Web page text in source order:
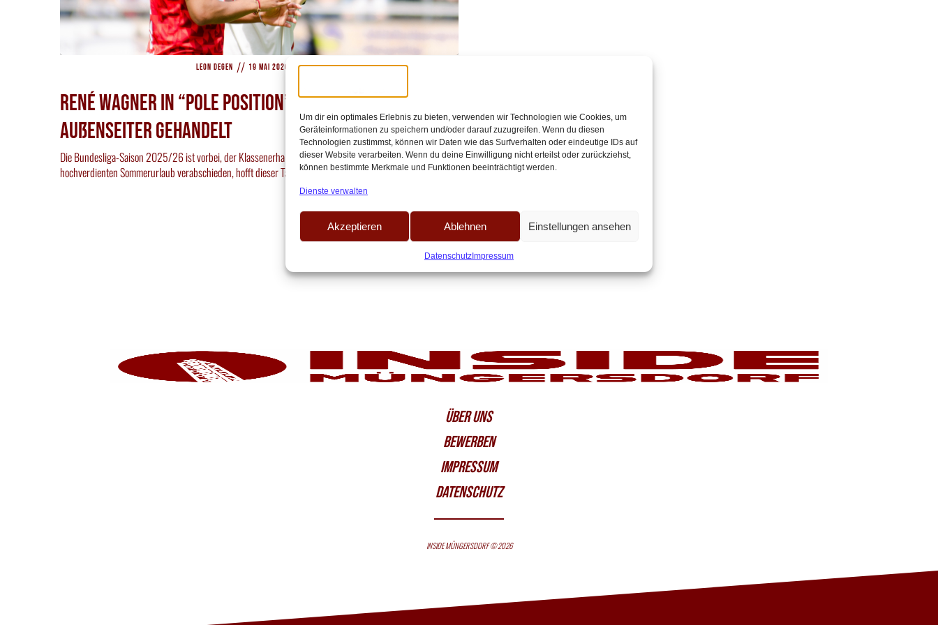
Um dir ein optimales Erlebnis zu bieten, verwenden wir Technologien wie Cookies, um
Geräteinformationen zu speichern und/oder darauf zuzugreifen. Wenn du diesen
Technologien zustimmst, können wir Daten wie das Surfverhalten oder eindeutige IDs auf
dieser Website verarbeiten. Wenn du deine Einwilligung nicht erteilst oder zurückziehst,
können bestimmte Merkmale und Funktionen beeinträchtigt werden.
Dienste verwalten
Akzeptieren Ablehnen Einstellungen ansehen
DatenschutzImpressum
Leon Degen // 19 Mai 2026 // 13:30
René Wagner in “Pole Position” für Trainerjob – 4
Außenseiter gehandelt
Die Bundesliga-Saison 2025/26 ist vorbei, der Klassenerhalt ist geglückt. Während sich die Spieler in den
hochverdienten Sommerurlaub verabschieden, hofft dieser Tage so manch einer noch[…]
ÜBER UNS
BEWERBEN
IMPRESSUM
DATENSCHUTZ
INSIDE MÜNGERSDORF © 2026